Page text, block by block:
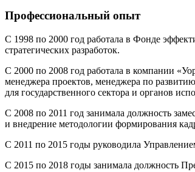
Профессиональный опыт
С 1998 по 2000 год работала в Фонде
стратегических разработок.
С 2000 по 2008 год работала в компании
менеджера проектов, менеджера по
для государственного сектора и органов
С 2008 по 2011 год занимала должность
и внедрение методологии формирования
С 2011 по 2015 годы руководила
С 2015 по 2018 годы занимала должность